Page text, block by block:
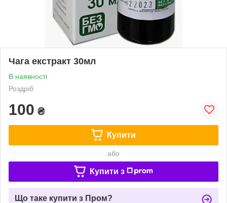
Чага екстракт 30мл
В наявності
Роздріб
100 ₴
Купити
або
Купити з
Що таке купити з Пром?